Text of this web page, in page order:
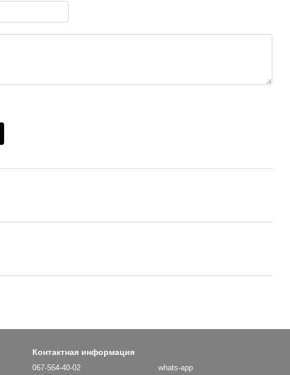
Контактная информация
067-564-40-02 whats-app